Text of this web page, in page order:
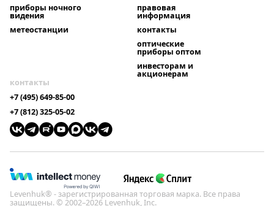
приборы ночного
видения
метеостанции
правовая
информация
контакты
оптические
приборы оптом
инвесторам и
акционерам
контакты
+7 (495) 649-85-00
+7 (812) 325-05-02
Levenhuk® - зарегистрированная торговая марка. Все права
защищены. © 2002–2026 Levenhuk, Inc.